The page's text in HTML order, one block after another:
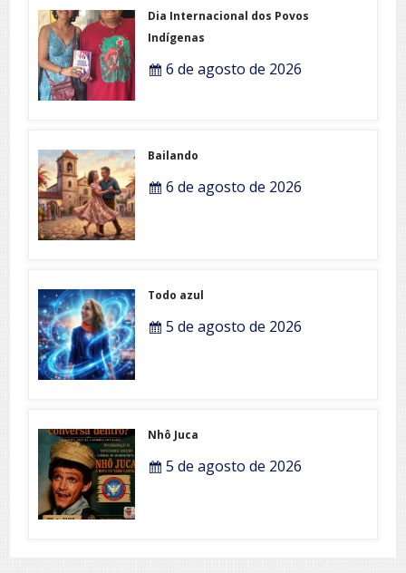
Dia Internacional dos Povos
Indígenas
6 de agosto de 2026
Bailando
6 de agosto de 2026
Todo azul
5 de agosto de 2026
Nhô Juca
5 de agosto de 2026